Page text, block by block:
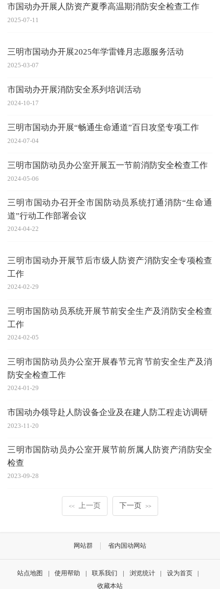
市国动办开展人防资产夏季高温期消防安全检查工作
2025-07-11
三明市国动办开展2025年学雷锋月志愿服务活动
2025-03-07
市国动办开展消防安全系列培训活动
2024-10-17
三明市国动办开展“畅通生命通道”百日攻坚专项工作
2024-07-04
三明市国防动员办公室开展五一节前消防安全检查工作
2024-05-06
三明市国动办召开全市国防动员系统打通消防“生命通
道”行动工作部署会议
2024-04-22
三明市国动办开展节后市级人防资产消防安全专项检查
工作
2024-02-29
三明市国防动员系统开展节前安全生产及消防安全检查
工作
2024-02-05
三明市国防动员办公室开展春节元宵节前安全生产及消
防安全检查工作
2024-01-29
市国动办领导赴人防设备企业及在建人防工程走访调研
2023-11-20
三明市国防动员办公室开展节前所属人防资产消防安全
检查
2023-09-28
<< 上一页 下一页 >>
网站群 省内国动网站
站点地图 | 使用帮助 | 联系我们 | 浏览统计 | 设为首页
|
收藏本站